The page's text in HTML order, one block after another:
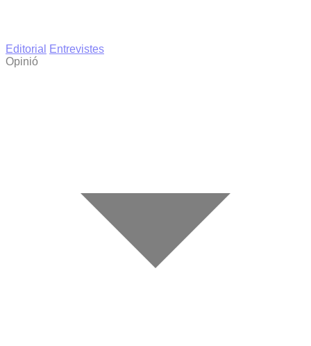
Editorial
Entrevistes
Opinió